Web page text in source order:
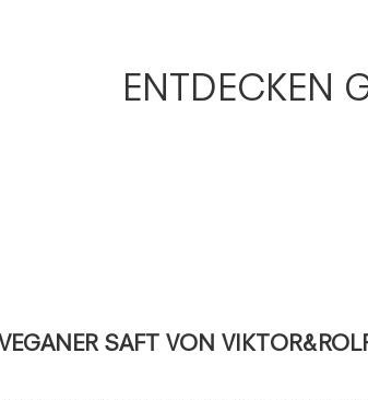
ENTDECKEN
VEGANER SAFT VON